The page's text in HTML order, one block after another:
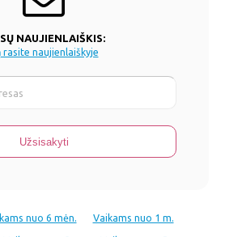
NAUJIENLAIŠKIS:
rasite naujienlaiškyje
nuo 6 mėn.
Vaikams nuo 1 m.